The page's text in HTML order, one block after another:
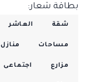
بطاقة شعار:
شقة العاشر
مساحات منازل
مزارع اجتماعى